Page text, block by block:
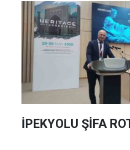
İPEKYOLU ŞİFA